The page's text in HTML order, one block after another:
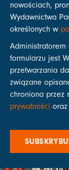
nowościach,
Wydawnictwa
określonych w
Administratorem
formularzu jest
przetwarzania
związane
chroniona przez
prywatności oraz